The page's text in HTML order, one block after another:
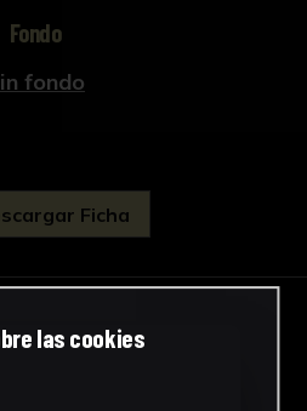
Fondo
fondo
Ficha
las cookies